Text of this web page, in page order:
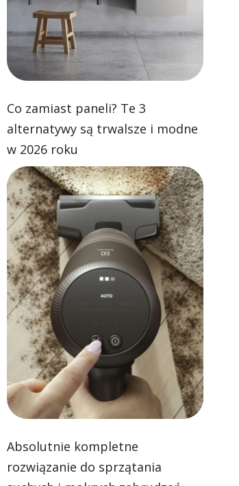
Co zamiast paneli? Te 3
alternatywy są trwalsze i modne
w 2026 roku
Absolutnie kompletne
rozwiązanie do sprzątania